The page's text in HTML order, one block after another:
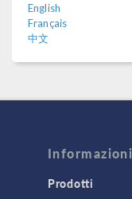
English
Français
中文
Prodotti